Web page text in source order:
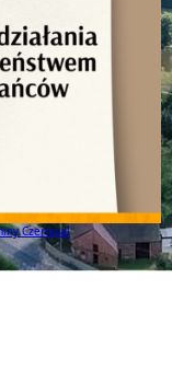
Czernica!